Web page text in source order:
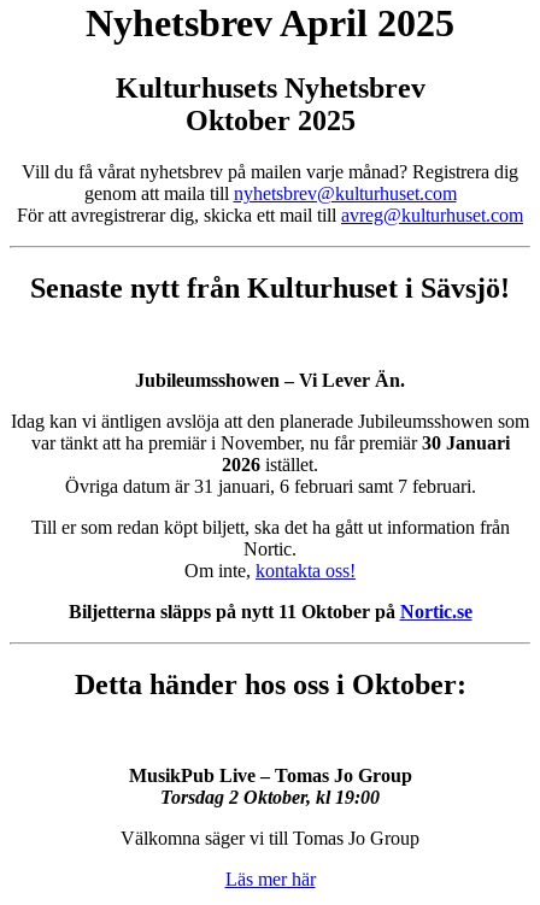
Nyhetsbrev April 2025
Kulturhusets Nyhetsbrev
Oktober 2025
Vill du få vårat nyhetsbrev på mailen varje månad? Registrera dig
genom att maila till nyhetsbrev@kulturhuset.com
För att avregistrerar dig, skicka ett mail till avreg@kulturhuset.com
Senaste nytt från Kulturhuset i Sävsjö!
Jubileumsshowen – Vi Lever Än.
Idag kan vi äntligen avslöja att den planerade Jubileumsshowen som
var tänkt att ha premiär i November, nu får premiär30 Januari
2026 istället.
Övriga datum är 31 januari, 6 februari samt 7 februari.
Till er som redan köpt biljett, ska det ha gått ut information från
Nortic.
Om inte, kontakta oss!
Biljetterna släpps på nytt 11 Oktober på Nortic.se
Detta händer hos oss i Oktober:
MusikPub Live – Tomas Jo Group
Torsdag 2 Oktober, kl 19:00
Välkomna säger vi till Tomas Jo Group
Läs mer här